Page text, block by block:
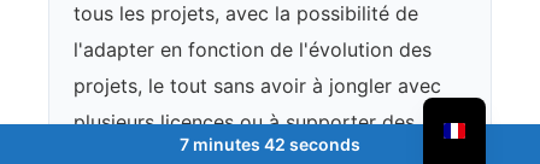
tous les projets, avec la possibilité de
l'adapter en fonction de l'évolution des
projets, le tout sans avoir à jongler avec
plusieurs licences ou à supporter des
coûts supplémentaires.
7 minutes 42 seconds